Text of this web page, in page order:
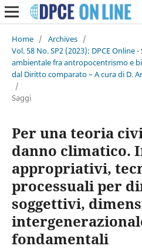
Home / Archives /
Vol. 58 No. SP2 (2023): DPCE Online
ambientale fra antropocentrismo e
dal Diritto comparato – A cura di D.
/
Saggi
Per una teoria
danno climatico.
appropriativi,
processuali per
soggettivi,
fondamentali